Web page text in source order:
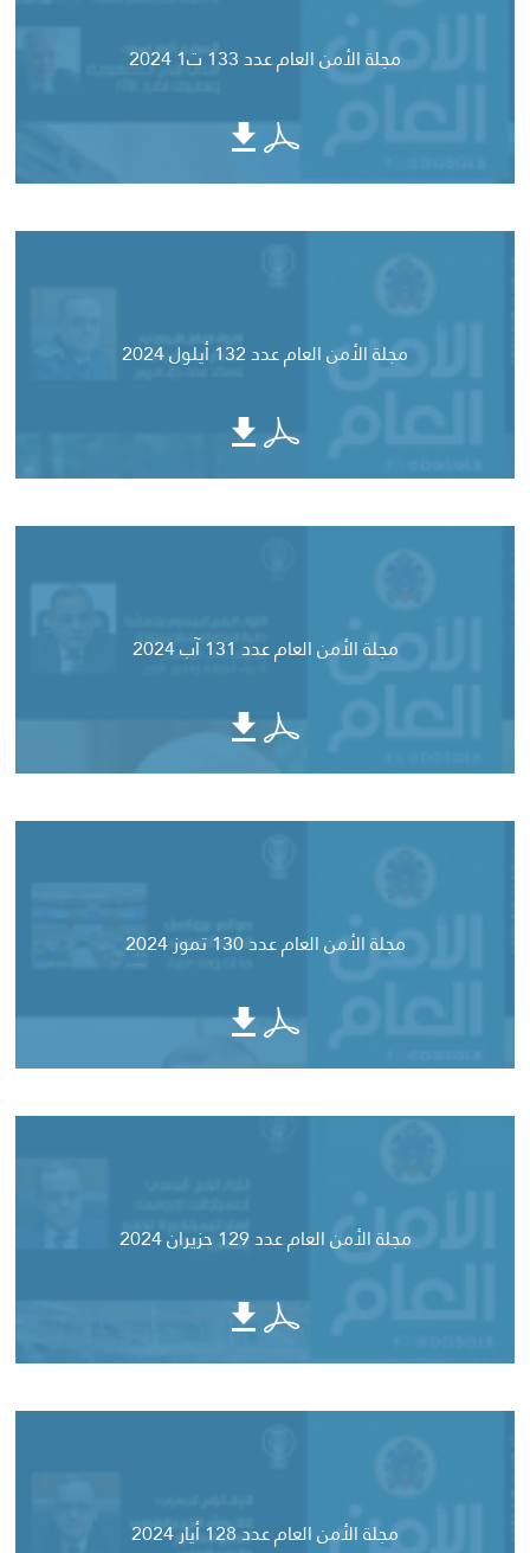
مجلة الأمن العام عدد 133 ت1 2024
مجلة الأمن العام عدد 132 أيلول 2024
مجلة الأمن العام عدد 131 آب 2024
مجلة الأمن العام عدد 130 تموز 2024
مجلة الأمن العام عدد 129 حزيران 2024
مجلة الأمن العام عدد 128 أيار 2024